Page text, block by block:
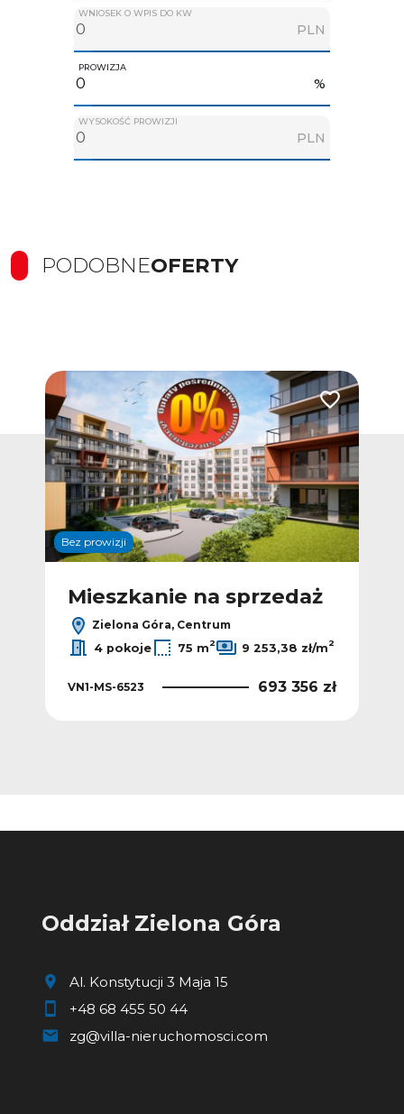
WNIOSEK O WPIS DO KW
PLN
PROWIZJA
%
WYSOKOŚĆ PROWIZJI
PLN
PODOBNEOFERTY
Dodaj do ulubionych
Bez prowizji
Dodaj do
Mieszkanie na sprzedaż
Zielona Góra, Centrum
4 pokoje
75 m2 9 253,38 zł/m2
VN1-MS-6523 693 356 zł
Oddział Zielona Góra
Al. Konstytucji 3 Maja 15
+48 68 455 50 44
zg@villa-nieruchomosci.com